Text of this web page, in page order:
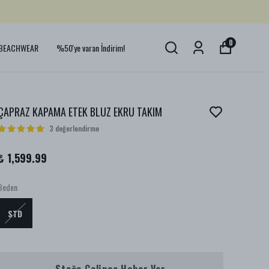
%50'ye varan İndirim! 0
KAPAMA ETEK BLUZ EKRU TAKIM
3 değerlendirme
1,599.99
STD